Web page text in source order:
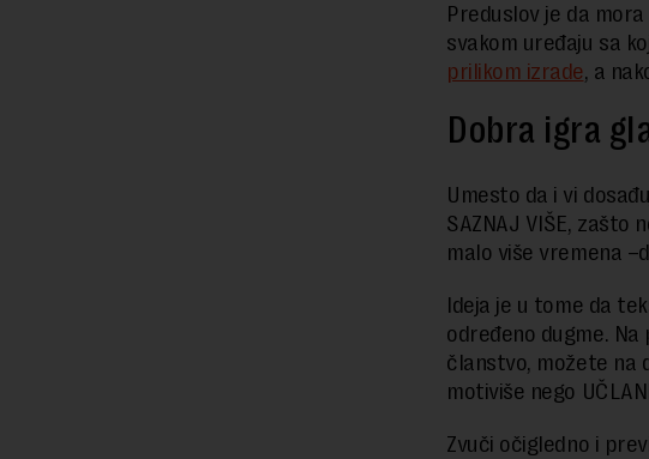
Preduslov je da
svakom uređaju sa
prilikom izrade, a
Dobra igra
Umesto da i vi
SAZNAJ VIŠE, zašto
malo više vremena
Ideja je u tome da
određeno dugme.
članstvo, možete na
motiviše nego
Zvuči očigledno i